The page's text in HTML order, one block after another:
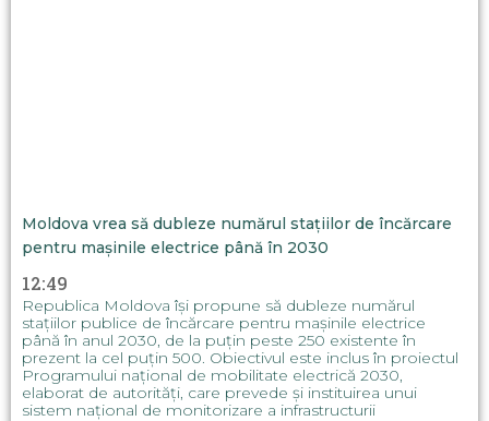
Moldova vrea să dubleze numărul stațiilor de încărcare
pentru mașinile electrice până în 2030
12:49
Republica Moldova își propune să dubleze numărul
stațiilor publice de încărcare pentru mașinile electrice
până în anul 2030, de la puțin peste 250 existente în
prezent la cel puțin 500. Obiectivul este inclus în proiectul
Programului național de mobilitate electrică 2030,
elaborat de autorități, care prevede și instituirea unui
sistem național de monitorizare a infrastructurii